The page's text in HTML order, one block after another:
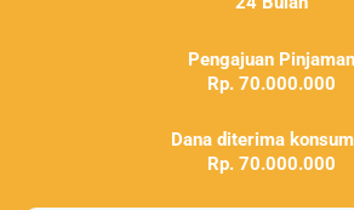
Pengajuan Pinjaman
Rp. 70.000.000
Dana diterima
Rp. 70.000.000